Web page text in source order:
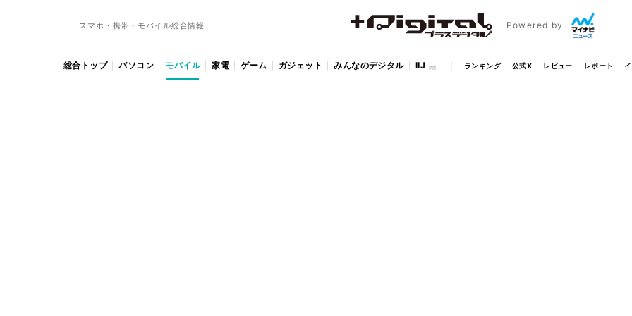
スマホ・携帯・モバイル総合情報 Powered by
総合トップ パソコン モバイル 家電 ゲーム ガジェット みんなのデジタル IIJ ランキング 公式X レビュー レポート